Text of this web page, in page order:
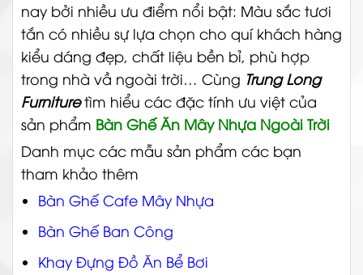
nay bởi nhiều ưu điểm nổi bật: Màu sắc tươi
tắn có nhiều sự lựa chọn cho quí khách hàng
kiểu dáng đẹp, chất liệu bền bỉ, phù hợp
trong nhà vầ ngoài trời… Cùng Trung Long
Furnituretìm hiểu các đặc tính ưu việt của
sản phẩm Bàn Ghế Ăn Mây Nhựa Ngoài Trời
Danh mục các mẫu sản phẩm các bạn
tham khảo thêm
Bàn Ghế Cafe Mây Nhựa
Bàn Ghế Ban Công
Khay Đựng Đồ Ăn Bể Bơi